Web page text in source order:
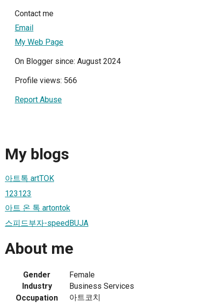
Contact me
Email
My Web Page
On Blogger since: August 2024
Profile views: 566
Report Abuse
My blogs
아트톡 artTOK
123123
아트 온 톡 artontok
스피드부자-speedBUJA
About me
Gender
Female
Industry
Business Services
Occupation
아트코치